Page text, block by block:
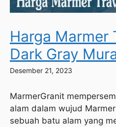
Harga Marmer
Dark Gray
Desember 21, 2023
MarmerGranit
alam dalam wujud
sebuah batu alam yang